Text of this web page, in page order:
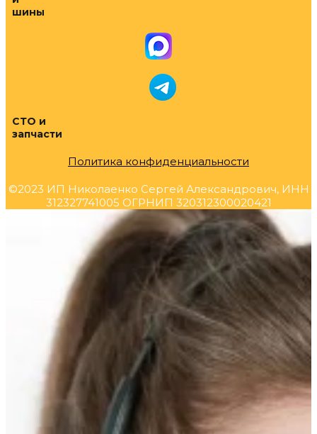
шины
СТО и
запчасти
Политика конфиденциальности
©2023 ИП Николаенко Сергей Александрович, ИНН
312327741005 ОГРНИП 320312300020421